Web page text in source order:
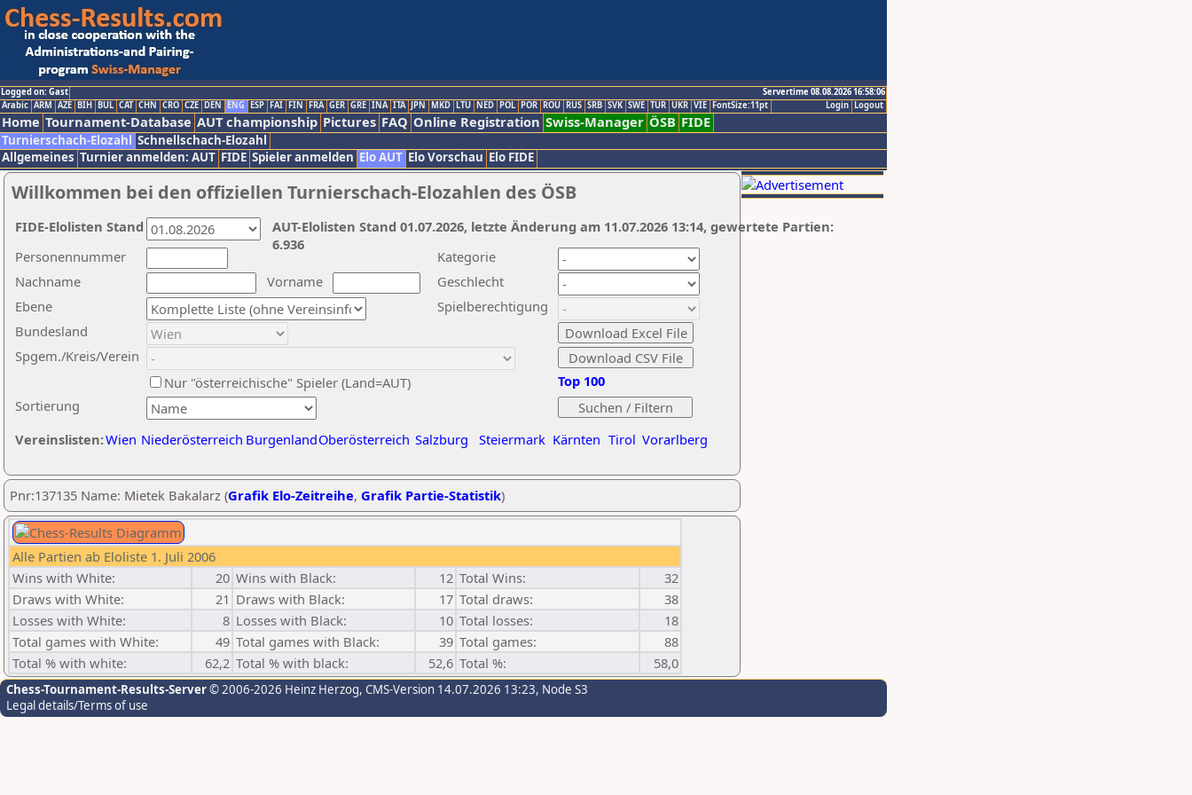
Logged on: Gast
Servertime 08.08.2026 16:58:06
Logout
Login
Arabic ARM AZE BIH BUL CAT CHN CRO CZE DEN ENG ESP FAI FIN FRA GER GRE INA ITA JPN MKD LTU NED POL POR ROU RUS SRB SVK SWE TUR UKR VIE FontSize:11pt
Home Tournament-Database AUT championship Pictures FAQ Online Registration Swiss-Manager ÖSB FIDE
Turnierschach-Elozahl Schnellschach-Elozahl
Allgemeines Turnier anmelden: AUT FIDE Spieler anmelden Elo AUT Elo Vorschau Elo FIDE
Willkommen bei den offiziellen Turnierschach-Elozahlen des ÖSB
Nachname
Vorname
Ebene
Kategorie
Sortierung
Personennummer
Bundesland
Spgem./Kreis/Verein
Geschlecht
Nur "österreichische" Spieler (Land=AUT)
Spielberechtigung
Vereinslisten:Wien Niederösterreich BurgenlandOberösterreich Salzburg Steiermark Kärnten Tirol Vorarlberg
Top 100
AUT-Elolisten Stand 01.07.2026, letzte Änderung am 11.07.2026 13:14, gewertete Partien:
6.936
FIDE-Elolisten Stand
Pnr:137135 Name: Mietek Bakalarz (Grafik Elo-Zeitreihe, Grafik Partie-Statistik)
Alle Partien ab Eloliste 1. Juli 2006
Wins with White:
20 Wins with Black: 12 Total Wins:
32
Draws with White:
21 Draws with Black: 17 Total draws:
38
Losses with White:
8 Losses with Black: 10 Total losses:
18
Total games with White:
49 Total games with Black: 39 Total games:
88
Total % with white:
62,2 Total % with black: 52,6 Total %: 58,0
Chess-Tournament-Results-Server© 2006-2026 Heinz Herzog, CMS-Version 14.07.2026 13:23, Node S3
Legal details/Terms of use